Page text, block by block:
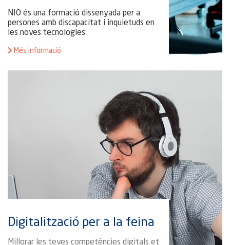
NIO és una formació dissenyada per a
persones amb discapacitat i inquietuds en
les noves tecnologies
Més informació
Digitalització per a la feina
Millorar les teves competències digitals et